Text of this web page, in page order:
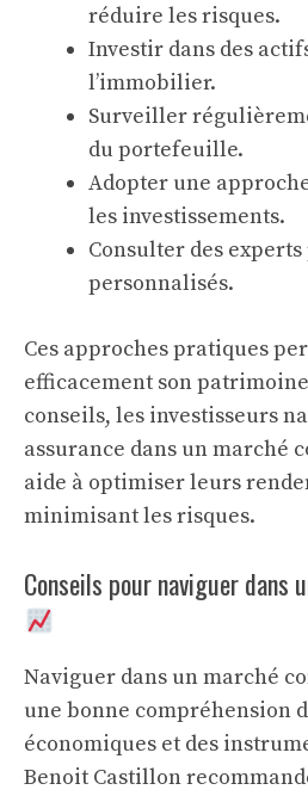
réduire les risques.
Investir dans des
l’immobilier.
Surveiller
du portefeuille.
Adopter une
les investissements.
Consulter des
personnalisés.
Ces approches pratiques
efficacement son
conseils, les investisseurs
assurance dans un marché
aide à optimiser leurs
minimisant les risques.
Conseils pour naviguer dans
Naviguer dans un marché
une bonne compréhension
économiques et des
Benoit Castillon